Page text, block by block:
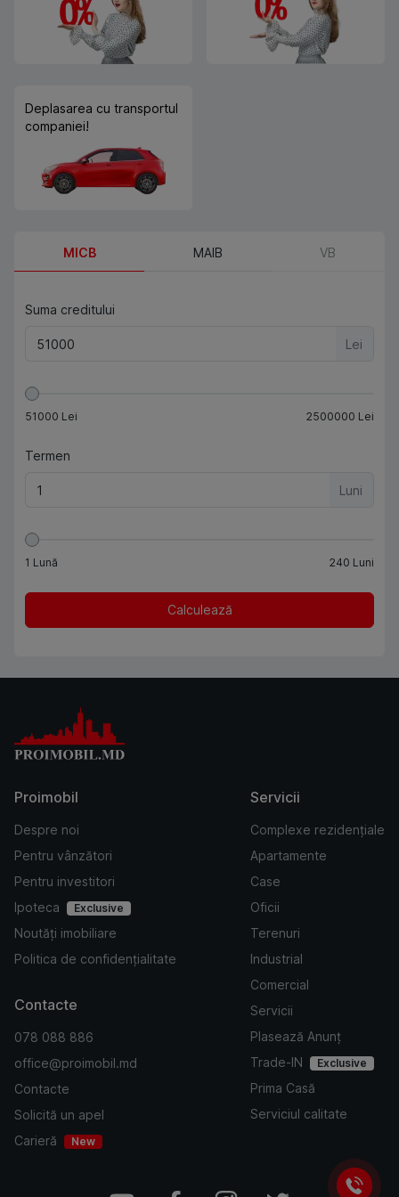
Deplasarea cu transportul
companiei!
MICB MAIB VB
Suma creditului
Lei
51000 Lei 2500000 Lei
Termen
Luni
1 Lună 240 Luni
Calculează
Proimobil
Despre noi
Pentru vânzători
Pentru investitori
Ipoteca
Exclusive
Noutăți imobiliare
Politica de confidențialitate
Servicii
Complexe rezidențiale
Apartamente
Case
Oficii
Terenuri
Industrial
Comercial
Servicii
Plasează Anunț
Trade-IN
Exclusive
Prima Casă
Serviciul calitate
Contacte
078 088 886
office@proimobil.md
Contacte
Solicită un apel
Carieră
New